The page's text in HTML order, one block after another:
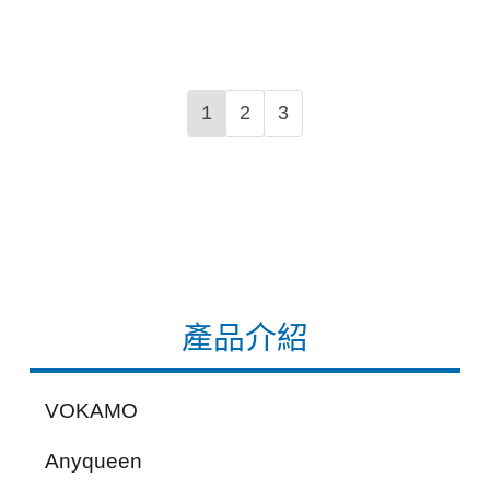
產品介紹
VOKAMO
Anyqueen
1 2 3